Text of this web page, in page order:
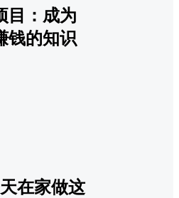
目：成为
钱的知识
在家做这